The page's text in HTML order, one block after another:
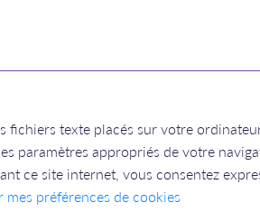
fichiers texte placés sur votre
paramètres appropriés de votre
ce site internet, vous consentez
mes préférences de cookies